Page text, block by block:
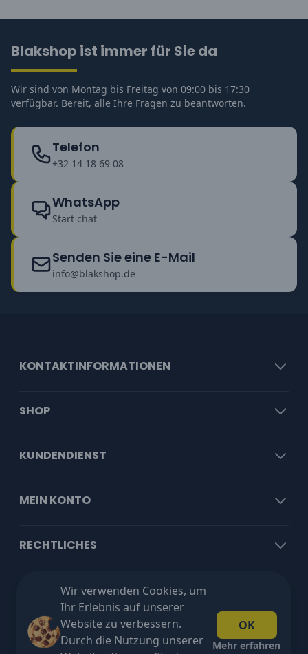
Wir verwenden Cookies, um
Ihr Erlebnis auf unserer
Website zu verbessern.
Durch die Nutzung unserer
OK
Mehr erfahren
Blakshop ist immer für Sie da
Wir sind von Montag bis Freitag von 09:00 bis 17:30
verfügbar. Bereit, alle Ihre Fragen zu beantworten.
Telefon
+32 14 18 69 08
WhatsApp
Start chat
Senden Sie eine E-Mail
info@blakshop.de
KONTAKTINFORMATIONEN
SHOP
KUNDENDIENST
MEIN KONTO
RECHTLICHES
Kostenloser Versand ab €100 exkl. MwSt!